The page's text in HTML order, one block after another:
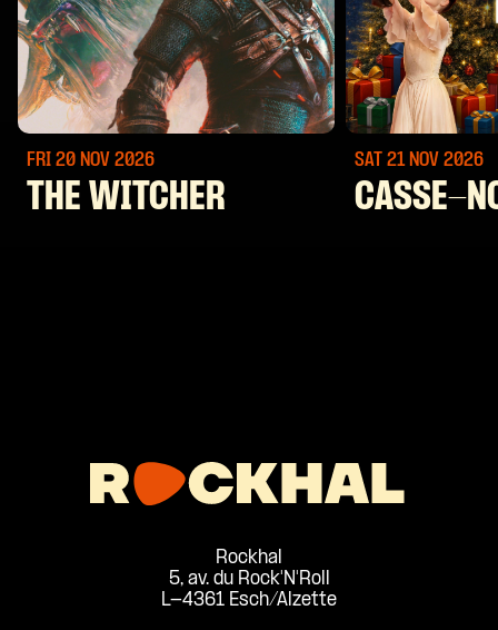
FRI 20 NOV 2026
THE WITCHER
SAT 21 NOV 2026
CASSE-
Rockhal
5, av. du Rock'N'Roll
L-4361 Esch/Alzette